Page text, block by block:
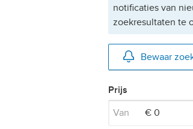
notificaties van
zoekresultaten te
Bewaar
Prijs
Van